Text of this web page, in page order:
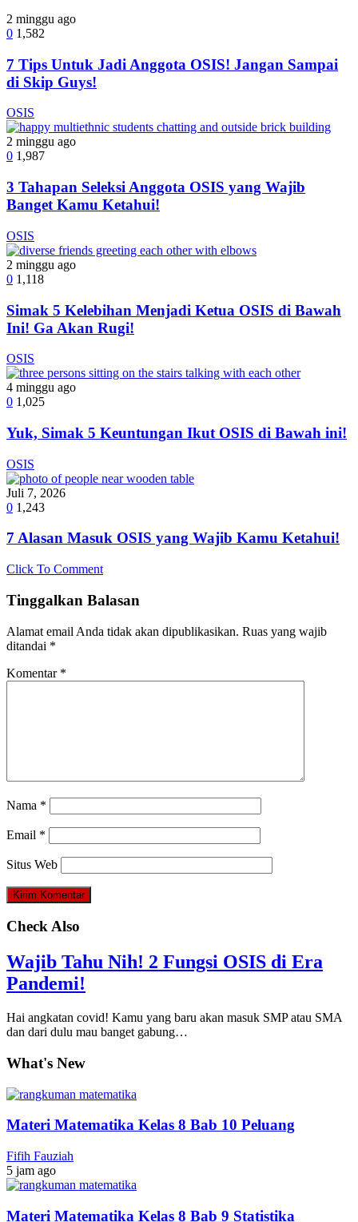
2 minggu ago
0 1,582
7 Tips Untuk Jadi Anggota OSIS! Jangan Sampai
di Skip Guys!
OSIS
2 minggu ago
0 1,987
3 Tahapan Seleksi Anggota OSIS yang Wajib
Banget Kamu Ketahui!
OSIS
2 minggu ago
0 1,118
Simak 5 Kelebihan Menjadi Ketua OSIS di Bawah
Ini! Ga Akan Rugi!
OSIS
4 minggu ago
0 1,025
Yuk, Simak 5 Keuntungan Ikut OSIS di Bawah ini!
OSIS
Juli 7, 2026
0 1,243
7 Alasan Masuk OSIS yang Wajib Kamu Ketahui!
Click To Comment
Tinggalkan Balasan
Alamat email Anda tidak akan dipublikasikan. Ruas yang wajib
ditandai *
Komentar *
Nama *
Email *
Situs Web
Check Also
Wajib Tahu Nih! 2 Fungsi OSIS di Era
Pandemi!
Hai angkatan covid! Kamu yang baru akan masuk SMP atau SMA
dan dari dulu mau banget gabung…
What's New
Materi Matematika Kelas 8 Bab 10 Peluang
Fifih Fauziah
5 jam ago
Materi Matematika Kelas 8 Bab 9 Statistika